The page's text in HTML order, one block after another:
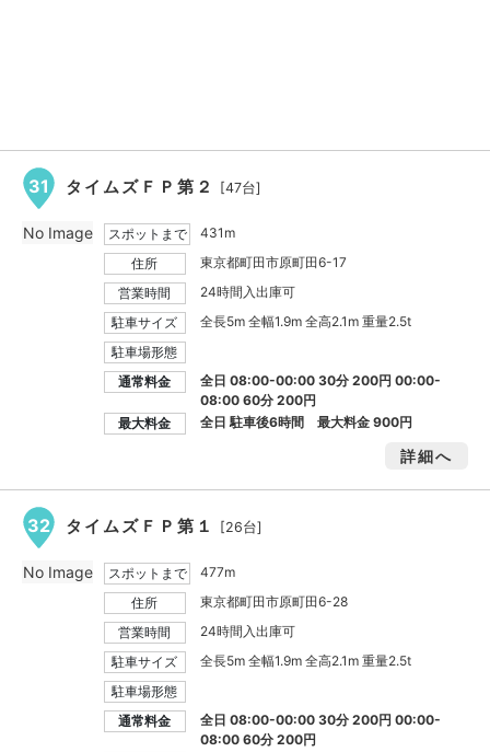
31 タイムズＦＰ第２ [47台]
スポットまで
431m
住所
東京都町田市原町田6-17
営業時間
24時間入出庫可
駐車サイズ
全長5m 全幅1.9m 全高2.1m 重量2.5t
駐車場形態
通常料金
全日 08:00-00:00 30分 200円 00:00-
08:00 60分 200円
最大料金
全日 駐車後6時間 最大料金900円
詳細へ
No Image
32 タイムズＦＰ第１ [26台]
スポットまで
477m
住所
東京都町田市原町田6-28
営業時間
24時間入出庫可
駐車サイズ
全長5m 全幅1.9m 全高2.1m 重量2.5t
駐車場形態
通常料金
全日 08:00-00:00 30分 200円 00:00-
08:00 60分 200円
No Image